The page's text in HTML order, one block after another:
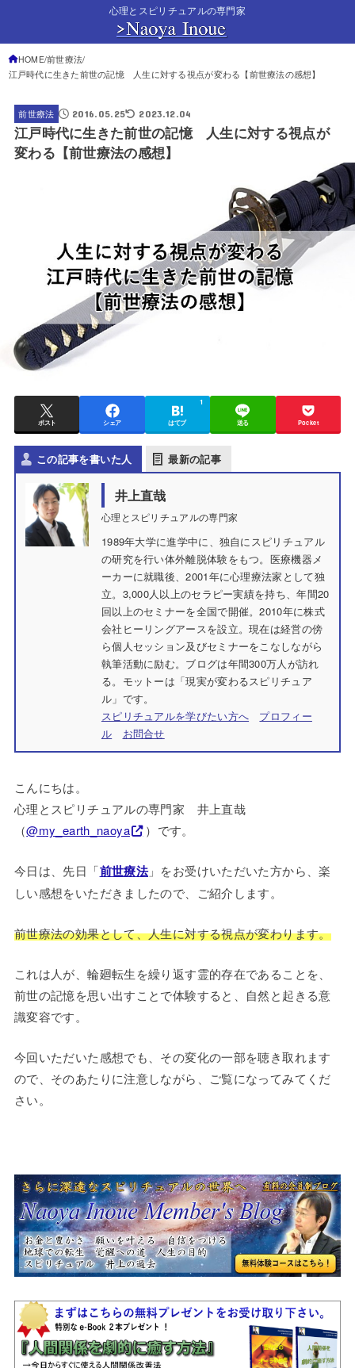
心理とスピリチュアルの専門家
HOME 前世療法
江戸時代に生きた前世の記憶 人生に対する視点が変わる【前世療法の感想】
前世療法 2016.05.25 2023.12.04
江戸時代に生きた前世の記憶 人生に対する視点が
変わる【前世療法の感想】
ポスト シェア はてブ
1
送る Pocket
この記事を書いた人 最新の記事
井上直哉
心理とスピリチュアルの専門家
1989年大学に進学中に、独自にスピリチュアル
の研究を行い体外離脱体験をもつ。医療機器メ
ーカーに就職後、2001年に心理療法家として独
立。3,000人以上のセラピー実績を持ち、年間20
回以上のセミナーを全国で開催。2010年に株式
会社ヒーリングアースを設立。現在は経営の傍
ら個人セッション及びセミナーをこなしながら
執筆活動に励む。ブログは年間300万人が訪れ
る。モットーは「現実が変わるスピリチュア
ル」です。
スピリチュアルを学びたい方へ
プロフィー
ル
お問合せ
こんにちは。
心理とスピリチュアルの専門家 井上直哉
（@my_earth_naoya ）です。
今日は、先日「前世療法」をお受けいただいた方から、楽
しい感想をいただきましたので、ご紹介します。
前世療法の効果として、人生に対する視点が変わります。
これは人が、輪廻転生を繰り返す霊的存在であることを、
前世の記憶を思い出すことで体験すると、自然と起きる意
識変容です。
今回いただいた感想でも、その変化の一部を聴き取れます
ので、そのあたりに注意しながら、ご覧になってみてくだ
さい。